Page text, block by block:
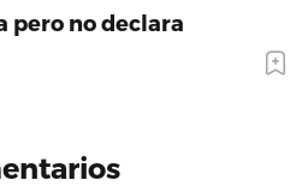
pero no declara